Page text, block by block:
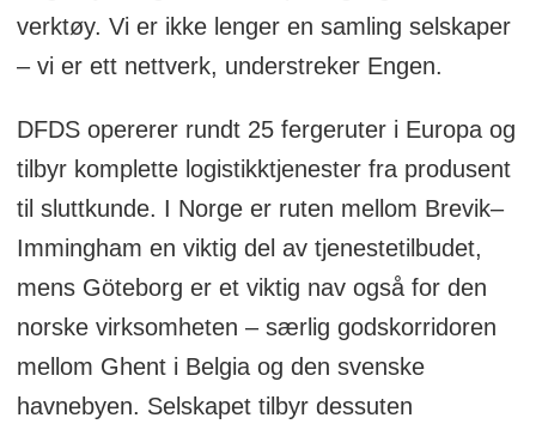
verktøy. Vi er ikke lenger en samling selskaper
– vi er ett nettverk, understreker Engen.
DFDS opererer rundt 25 fergeruter i Europa og
tilbyr komplette logistikktjenester fra produsent
til sluttkunde. I Norge er ruten mellom Brevik–
Immingham en viktig del av tjenestetilbudet,
mens Göteborg er et viktig nav også for den
norske virksomheten – særlig godskorridoren
mellom Ghent i Belgia og den svenske
havnebyen. Selskapet tilbyr dessuten